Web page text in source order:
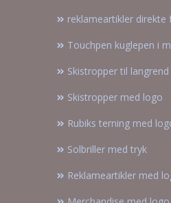
reklameartikler direkte
Touchpen kuglepen i
Skistropper til
Skistropper med logo
Rubiks terning med
Solbriller med tryk
Reklameartikler med